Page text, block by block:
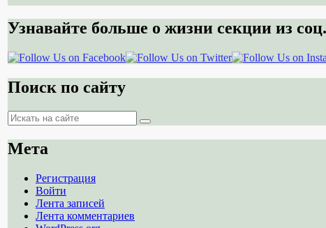
Узнавайте больше о жизни секции из
Поиск по сайту
Поиск
Поиск
Мета
Регистрация
Войти
Лента записей
Лента комментариев